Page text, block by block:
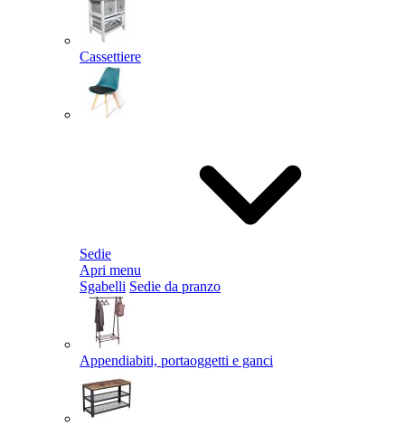
Cassettiere
Sedie
Apri menu
Sgabelli Sedie da pranzo
Appendiabiti, portaoggetti e ganci